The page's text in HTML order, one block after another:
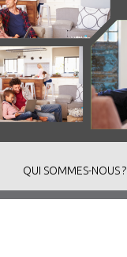
QUI SOMMES-NOUS ?